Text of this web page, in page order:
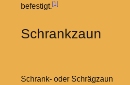
befestigt. [1]
Schrankzaun
Schrank- oder Schrägzaun